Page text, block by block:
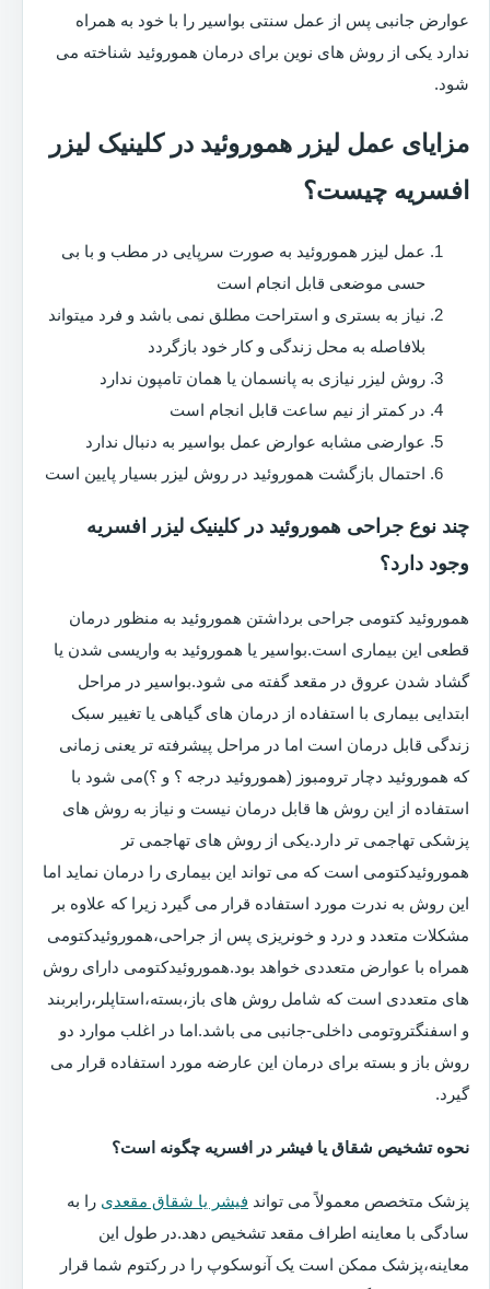
عوارض جانبی پس از عمل سنتی بواسیر را با خود به همراه
ندارد یکی از روش های نوین برای درمان هموروئید شناخته می
شود.
مزایای عمل لیزر هموروئید در کلینیک لیزر
افسریه چیست؟
عمل لیزر هموروئید به صورت سرپایی در مطب و با بی
حسی موضعی قابل انجام است
نیاز به بستری و استراحت مطلق نمی باشد و فرد میتواند
بلافاصله به محل زندگی و کار خود بازگردد
روش لیزر نیازی به پانسمان یا همان تامپون ندارد
در کمتر از نیم ساعت قابل انجام است
عوارضی مشابه عوارض عمل بواسیر به دنبال ندارد
احتمال بازگشت هموروئید در روش لیزر بسیار پایین است
چند نوع جراحی هموروئید در کلینیک لیزر افسریه
وجود دارد؟
هموروئید کتومی جراحی برداشتن هموروئید به منظور درمان
قطعی این بیماری است.بواسیر یا هموروئید به واریسی شدن یا
گشاد شدن عروق در مقعد گفته می شود.بواسیر در مراحل
ابتدایی بیماری با استفاده از درمان های گیاهی یا تغییر سبک
زندگی قابل درمان است اما در مراحل پیشرفته تر یعنی زمانی
که هموروئید دچار ترومبوز (هموروئید درجه ؟ و ؟)می شود با
استفاده از این روش ها قابل درمان نیست و نیاز به روش های
پزشکی تهاجمی تر دارد.یکی از روش های تهاجمی تر
هموروئیدکتومی است که می تواند این بیماری را درمان نماید اما
این روش به ندرت مورد استفاده قرار می گیرد زیرا که علاوه بر
مشکلات متعدد و درد و خونریزی پس از جراحی،هموروئیدکتومی
همراه با عوارض متعددی خواهد بود.هموروئیدکتومی دارای روش
های متعددی است که شامل روش های باز،بسته،استاپلر،رابربند
و اسفنگتروتومی داخلی-جانبی می باشد.اما در اغلب موارد دو
روش باز و بسته برای درمان این عارضه مورد استفاده قرار می
گیرد.
نحوه تشخیص شقاق یا فیشر در افسریه چگونه است؟
پزشک متخصص معمولاً می تواند فیشر یا شقاق مقعدی را به
سادگی با معاینه اطراف مقعد تشخیص دهد.در طول این
معاینه،پزشک ممکن است یک آنوسکوپ را در رکتوم شما قرار